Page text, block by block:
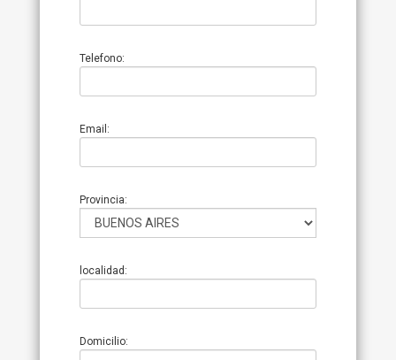
Telefono:
Email:
Provincia:
localidad:
Domicilio: